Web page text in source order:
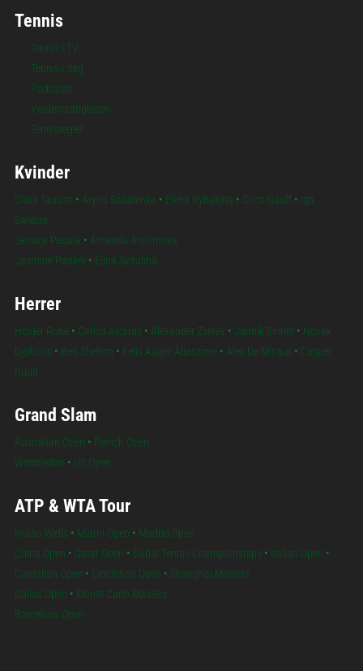
Tennis
Tennis i TV
Tennis i dag
Podcasts
Verdensranglisten
Tennisregler
Kvinder
Clara Tauson • Aryna Sabalenka • Elena Rybakina • Coco Gauff• Iga
Swiatek
Jessica Pegula • Amanda Anisimova
Jasmine Paolini • Elina Svitolina
Herrer
Holger Rune• Carlos Alcaraz • Alexander Zverev • Jannik Sinner• Novak
Djokovic• Ben Shelton • Felix Auger-Aliassime• Alex De Minaur• Casper
Ruud
Grand Slam
Australian Open • French Open
Wimbledon • US Open
ATP & WTA Tour
Indian Wells • Miami Open • Madrid Open
China Open • Qatar Open • Dubai Tennis Championships • Italian Open •
Canadian Open • Cincinnati Open • Shanghai Masters
Dallas Open • Monte Carlo Masters
Barcelona Open